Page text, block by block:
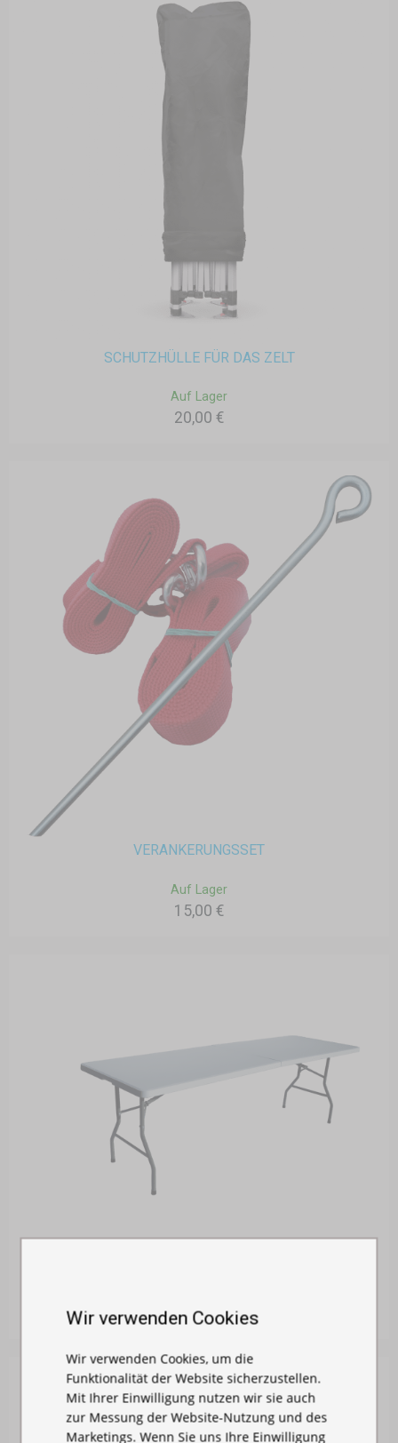
SCHUTZHÜLLE FÜR DAS ZELT
Auf Lager
20,00 €
VERANKERUNGSSET
Auf Lager
15,00 €
135,00 €
Wir verwenden Cookies
Wir verwenden Cookies, um die
Funktionalität der Website sicherzustellen.
Mit Ihrer Einwilligung nutzen wir sie auch
zur Messung der Website-Nutzung und des
Marketings. Wenn Sie uns Ihre Einwilligung